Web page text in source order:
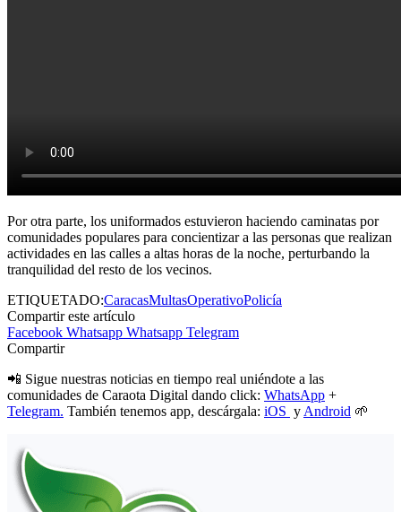
Por otra parte, los uniformados estuvieron haciendo caminatas por
comunidades populares para concientizar a las personas que realizan
actividades en las calles a altas horas de la noche, perturbando la
tranquilidad del resto de los vecinos.
ETIQUETADO:CaracasMultasOperativoPolicía
Compartir este artículo
Facebook Whatsapp Whatsapp Telegram
Compartir
📲 Sigue nuestras noticias en tiempo real uniéndote a las
comunidades de Caraota Digital dando click: WhatsApp +
Telegram. También tenemos app, descárgala: iOS yAndroid 🌱